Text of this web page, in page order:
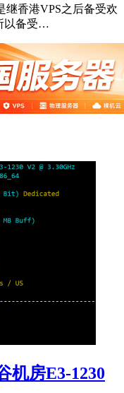
继香港VPS之后备受欢
以备受…
机房E3-1230